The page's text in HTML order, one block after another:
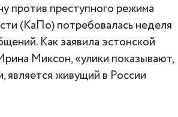
против преступного режима
(КаПо) потребовалась неделя
Как заявила эстонской
Миксон, «улики показывают,
является живущий в России